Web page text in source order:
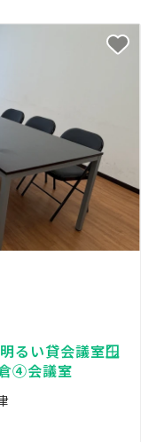
るい貸会議室🪟
④会議室